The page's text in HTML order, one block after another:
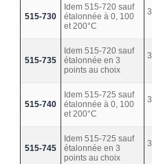
515-730
Idem 515-720 sauf
étalonnée à 0, 100
et 200°C
515-735
Idem 515-720 sauf
étalonnée en 3
points au choix
515-740
Idem 515-725 sauf
étalonnée à 0, 100
et 200°C
515-745
Idem 515-725 sauf
étalonnée en 3
points au choix